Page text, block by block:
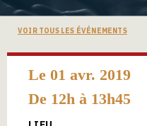
VOIR TOUS LES ÉVÉNEMENTS
Le 01 avr. 2019
De 12h à 13h45